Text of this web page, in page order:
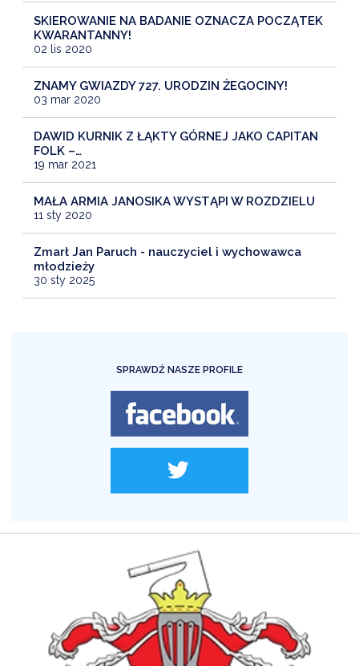
SKIEROWANIE NA BADANIE OZNACZA POCZĄTEK
KWARANTANNY!
02 lis 2020
ZNAMY GWIAZDY 727. URODZIN ŻEGOCINY!
03 mar 2020
DAWID KURNIK Z ŁĄKTY GÓRNEJ JAKO CAPITAN
FOLK –…
19 mar 2021
MAŁA ARMIA JANOSIKA WYSTĄPI W ROZDZIELU
11 sty 2020
Zmarł Jan Paruch - nauczyciel i wychowawca
młodzieży
30 sty 2025
SPRAWDŹ NASZE PROFILE